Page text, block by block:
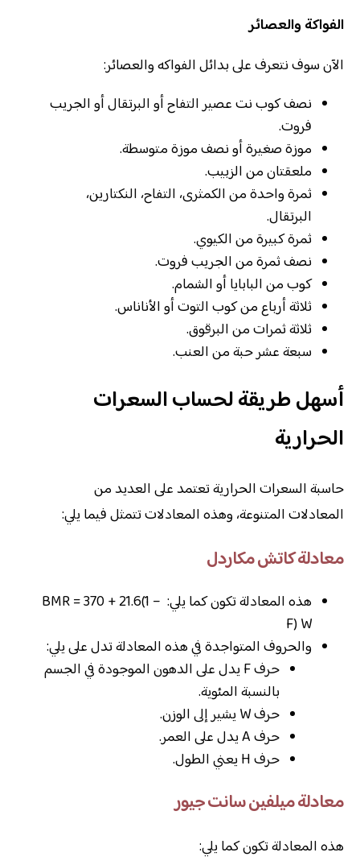
الفواكة والعصائر
الآن سوف نتعرف على بدائل الفواكه والعصائر:
نصف كوب نت عصير التفاح أو البرتقال أو الجريب
فروت.
موزة صغيرة أو نصف موزة متوسطة.
ملعقتان من الزبيب.
ثمرة واحدة من الكمثرى، التفاح، النكتارين،
البرتقال.
ثمرة كبيرة من الكيوي.
نصف ثمرة من الجريب فروت.
كوب من البابايا أو الشمام.
ثلاثة أرباع من كوب التوت أو الأناناس.
ثلاثة ثمرات من البرقوق.
سبعة عشر حبة من العنب.
أسهل طريقة لحساب السعرات
الحرارية
حاسبة السعرات الحرارية تعتمد على العديد من
المعادلات المتنوعة، وهذه المعادلات تتمثل فيما يلي:
معادلة كاتش مكاردل
هذه المعادلة تكون كما يلي: BMR = 370 + 21.6(1 –
F) W
والحروف المتواجدة في هذه المعادلة تدل على يلي:
حرف F يدل على الدهون الموجودة في الجسم
بالنسبة المئوية.
حرف W يشير إلى الوزن.
حرف A يدل على العمر.
حرف H يعني الطول.
معادلة ميلفين سانت جيور
هذه المعادلة تكون كما يلي: